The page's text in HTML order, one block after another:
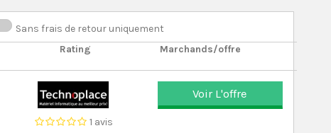
Sans frais de retour uniquement
Rating Marchands/offre
1 avis
Voir L'offre